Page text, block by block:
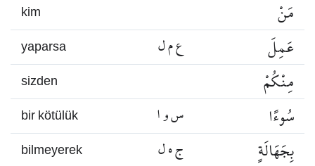
kim مَنْ
yaparsa ع م ل عَمِلَ
sizden مِنْكُمْ
bir kötülük س و ا سُوءًا
bilmeyerek ج ه ل بِجَهَالَةٍ